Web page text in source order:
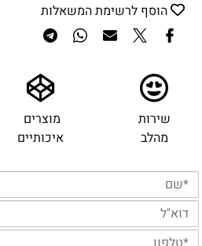
הוסף לרשימת המשאלות
שירות
מהלב
מוצרים
איכותיים